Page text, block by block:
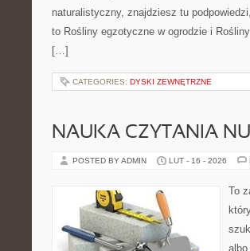
naturalistyczny, znajdziesz tu
to Rośliny egzotyczne w ogrodzie i
[…]
CATEGORIES: DYSKI ZEWNĘTRZNE
NAUKA CZYTANIA
POSTED BY ADMIN LUT - 16 - 2026
To